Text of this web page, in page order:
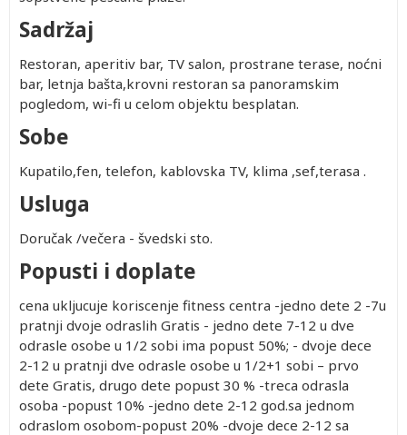
Sadržaj
Restoran, aperitiv bar, TV salon, prostrane terase, noćni
bar, letnja bašta,krovni restoran sa panoramskim
pogledom, wi-fi u celom objektu besplatan.
Sobe
Kupatilo,fen, telefon, kablovska TV, klima ,sef,terasa .
Usluga
Doručak /večera - švedski sto.
Popusti i doplate
cena ukljucuje koriscenje fitness centra -jedno dete 2 -7u
pratnji dvoje odraslih Gratis - jedno dete 7-12 u dve
odrasle osobe u 1/2 sobi ima popust 50%; - dvoje dece
2-12 u pratnji dve odrasle osobe u 1/2+1 sobi – prvo
dete Gratis, drugo dete popust 30 % -treca odrasla
osoba -popust 10% -jedno dete 2-12 god.sa jednom
odraslom osobom-popust 20% -dvoje dece 2-12 sa